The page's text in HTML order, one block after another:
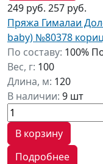
249 руб. 257 руб.
Пряжа Гималаи
baby) №80378
По составу: 100%
Вес, г: 100
Длина, м: 120
В наличии: 9 шт
В корзину
Подробнее